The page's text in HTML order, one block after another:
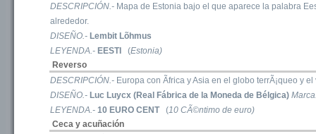
DESCRIPCIÓN.- Mapa de Estonia bajo el que aparece la palabra
alrededor.
DISEÑO.- Lembit Lõhmus
LEYENDA.- EESTI (Estonia)
Reverso
DESCRIPCIÓN.- Europa con Ãfrica y Asia en el globo terrÃ¡queo y
DISEÑO.- Luc Luycx (Real Fábrica de la Moneda de Bélgica)
LEYENDA.- 10 EURO CENT(10 CÃ©ntimo de euro)
Ceca y acuñación